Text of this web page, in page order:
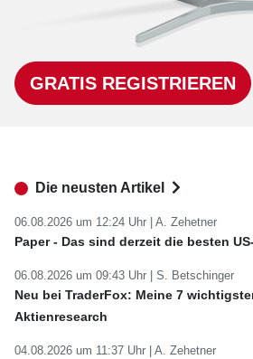
GRATIS REGISTRIEREN
Die neusten Artikel
06.08.2026 um 12:24 Uhr | A. Zehetner
Paper - Das sind derzeit die besten
06.08.2026 um 09:43 Uhr | S. Betschinger
Neu bei TraderFox: Meine 7
Aktienresearch
04.08.2026 um 11:37 Uhr | A. Zehetner